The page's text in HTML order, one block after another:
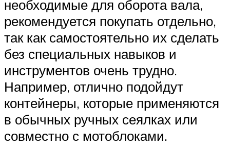
необходимые для оборота вала,
рекомендуется покупать отдельно,
так как самостоятельно их сделать
без специальных навыков и
инструментов очень трудно.
Например, отлично подойдут
контейнеры, которые применяются
в обычных ручных сеялках или
совместно с мотоблоками.